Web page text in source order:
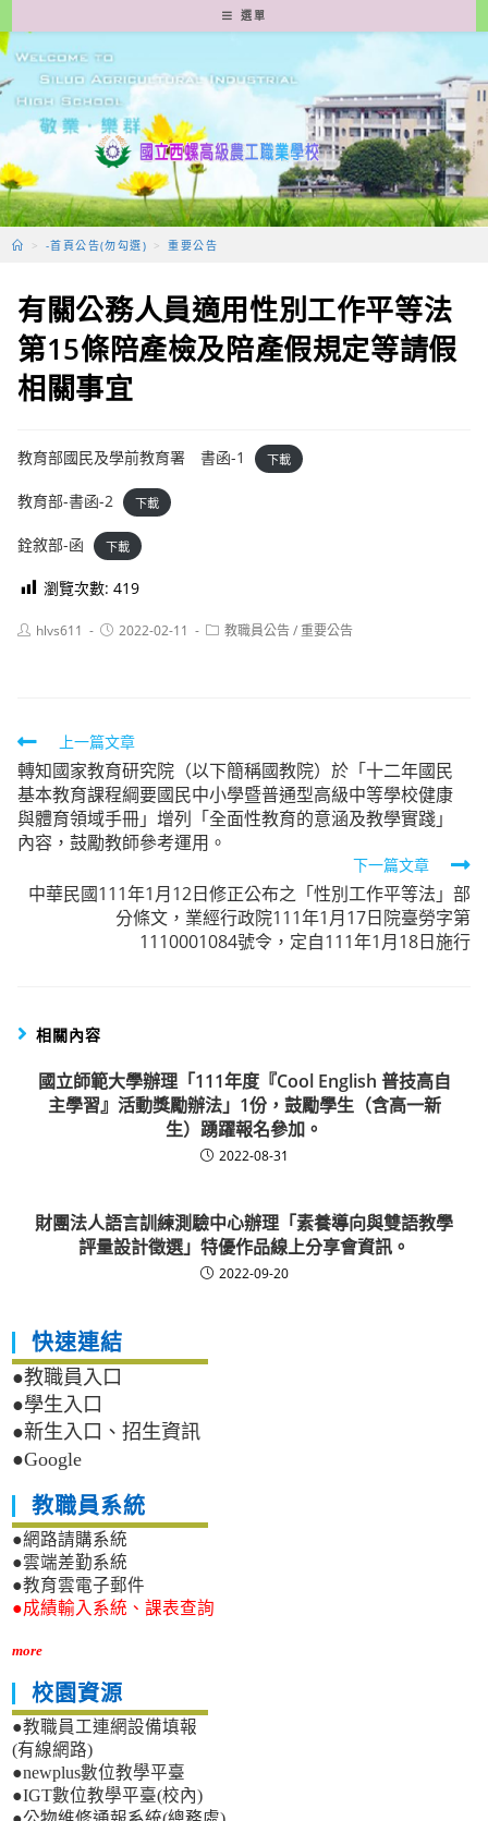
轉
至
要
容
選單
> -首頁公告(勿勾選) > 重要公告
有關公務人員適用性別工作平等法
第15條陪產檢及陪產假規定等請假
相關事宜
教育部國民及學前教育署 書函-1 下載
教育部-書函-2 下載
銓敘部-函 下載
瀏覽次數: 419
Posthlvs611
Post2022-02-11
Post教職員公告/重要公告
Read
more
articles
上一篇文章
轉知國家教育研究院（以下簡稱國教院）於「十二年國民
基本教育課程綱要國民中小學暨普通型高級中等學校健康
與體育領域手冊」增列「全面性教育的意涵及教學實踐」
內容，鼓勵教師參考運用。
下一篇文章
中華民國111年1月12日修正公布之「性別工作平等法」部
分條文，業經行政院111年1月17日院臺勞字第
1110001084號令，定自111年1月18日施行
相關內容
國立師範大學辦理「111年度『Cool English 普技高自
主學習』活動獎勵辦法」1份，鼓勵學生（含高一新
生）踴躍報名參加。
2022-08-31
財團法人語言訓練測驗中心辦理「素養導向與雙語教學
評量設計徵選」特優作品線上分享會資訊。
2022-09-20
快速連結
●教職員入口
●學生入口
●新生入口、招生資訊
●Google
教職員系統
●網路請購系統
●雲端差勤系統
●教育雲電子郵件
●成績輸入系統、課表查詢
more
校園資源
●教職員工連網設備填報
(有線網路)
●newplus數位教學平臺
●IGT數位教學平臺(校內)